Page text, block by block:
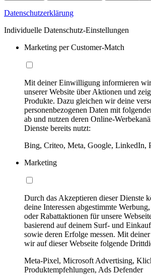
Datenschutzerklärung
Individuelle Datenschutz-Einstellungen
Marketing per Customer-Match
Mit deiner Einwilligung informieren wir
unserer Website über Aktionen und
Produkte. Dazu gleichen wir deine
personenbezogenen Daten mit
ab und nutzen deren Online-
Dienste bereits nutzt:
Bing, Criteo, Meta, Google, LinkedIn,
Marketing
Durch das Akzeptieren dieser Dienste
deine Interessen abgestimmte
oder Rabattaktionen für unsere
basierend auf deinem Surf- und
sowie deren Erfolge messen. Mit
wir auf dieser Webseite folgende
Meta-Pixel, Microsoft Advertising,
Produktempfehlungen, Ads Defender